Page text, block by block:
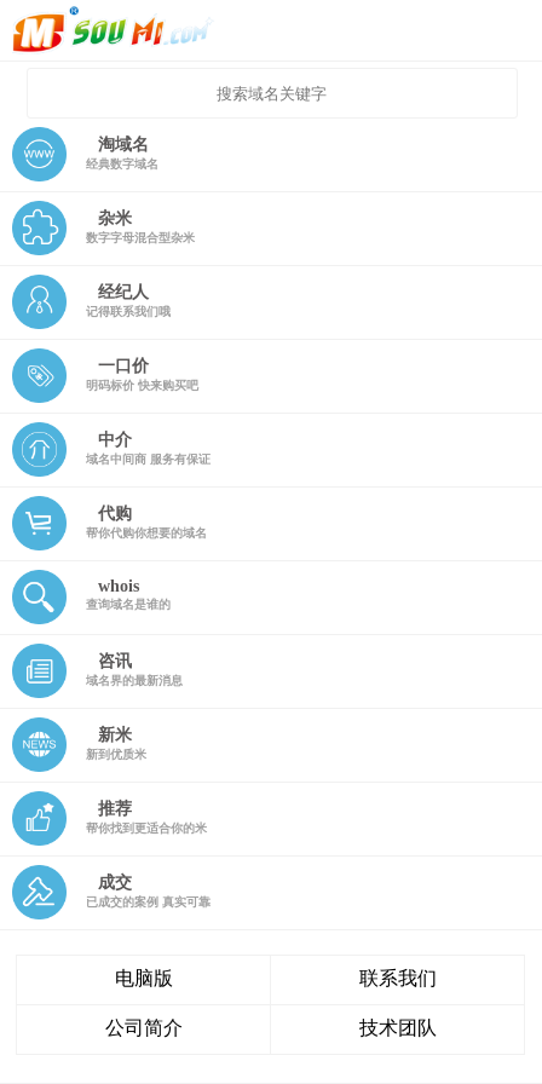
淘域名
经典数字域名
杂米
数字字母混合型杂米
经纪人
记得联系我们哦
一口价
明码标价 快来购买吧
中介
域名中间商 服务有保证
代购
帮你代购你想要的域名
whois
查询域名是谁的
咨讯
域名界的最新消息
新米
新到优质米
推荐
帮你找到更适合你的米
成交
已成交的案例 真实可靠
电脑版 联系我们
公司简介 技术团队